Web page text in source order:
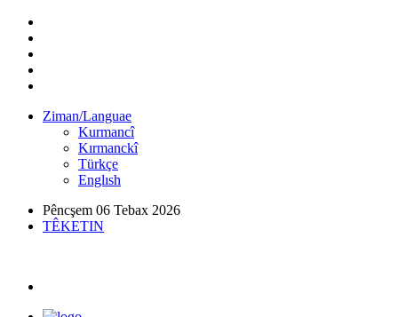
Ziman/Languae
Kurmancî
Kırmanckî
Türkçe
Englısh
Pêncşem 06 Tebax 2026
TÊKETIN